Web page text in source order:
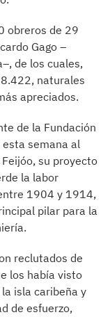
obreros de 29
Gago –
de los cuales,
naturales
apreciados.
de la Fundación
semana al
su proyecto
la labor
1904 y 1914,
pilar para la
reclutados de
los había visto
isla caribeña y
de esfuerzo,